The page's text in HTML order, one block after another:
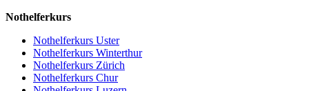
Nothelferkurs
Nothelferkurs Uster
Nothelferkurs Winterthur
Nothelferkurs Zürich
Nothelferkurs Chur